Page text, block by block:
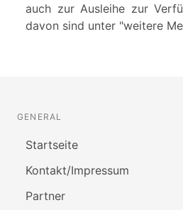
auch zur Ausleihe zur
davon sind unter "weitere
GENERAL
Startseite
Kontakt/Impressum
Partner